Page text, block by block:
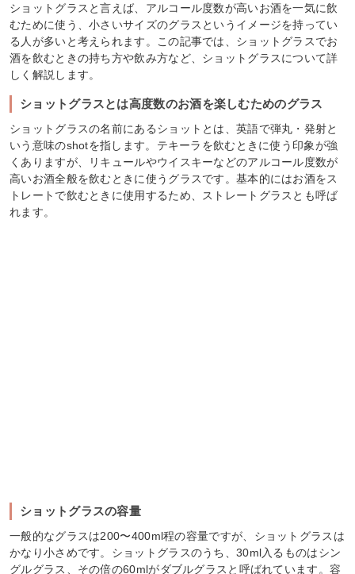
ショットグラスと言えば、アルコール度数が高いお酒を一気に飲
むために使う、小さいサイズのグラスというイメージを持ってい
る人が多いと考えられます。この記事では、ショットグラスでお
酒を飲むときの持ち方や飲み方など、ショットグラスについて詳
しく解説します。
ショットグラスとは高度数のお酒を楽しむためのグラス
ショットグラスの名前にあるショットとは、英語で弾丸・発射と
いう意味のshotを指します。テキーラを飲むときに使う印象が強
くありますが、リキュールやウイスキーなどのアルコール度数が
高いお酒全般を飲むときに使うグラスです。基本的にはお酒をス
トレートで飲むときに使用するため、ストレートグラスとも呼ば
れます。
ショットグラスの容量
一般的なグラスは200〜400ml程の容量ですが、ショットグラスは
かなり小さめです。ショットグラスのうち、30ml入るものはシン
グルグラス、その倍の60mlがダブルグラスと呼ばれています。容